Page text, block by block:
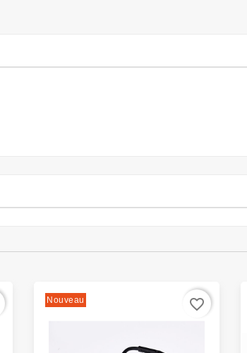
Nouveau favorite_border